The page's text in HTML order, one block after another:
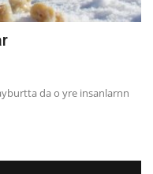
da o yre insanlarnn